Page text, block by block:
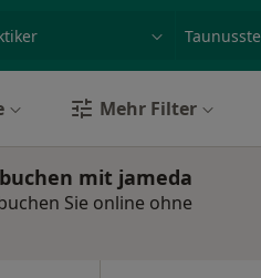
Mehr Filter
mit jameda
Sie online ohne